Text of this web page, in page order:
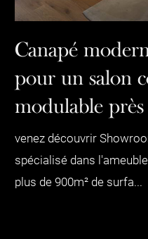
Canapé
pour un salon
modulable
venez découvrir
spécialisé dans
plus de 900m² de surfa...